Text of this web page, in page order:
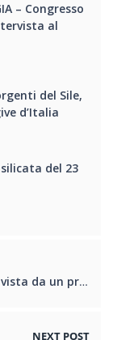
– Congresso
al
del Sile,
d’Italia
del 23
scuola con il Geologo”
NEXT POST